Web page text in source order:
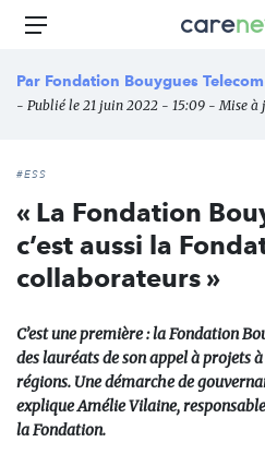
Aller
principal
Carenews,
média
des
Menu
Par Fondation Bouygues Telecom
- Publié le 21 juin 2022 - 15:09 - Mise à
#ESS
« La Fondation
c’est aussi la
collaborateurs »
C’est une première : la Fondation
des lauréats de son appel à projets
régions. Une démarche de
explique Amélie Vilaine,
la Fondation.